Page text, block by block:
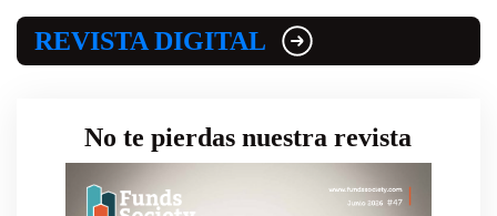
REVISTA DIGITAL
No te pierdas nuestra revista